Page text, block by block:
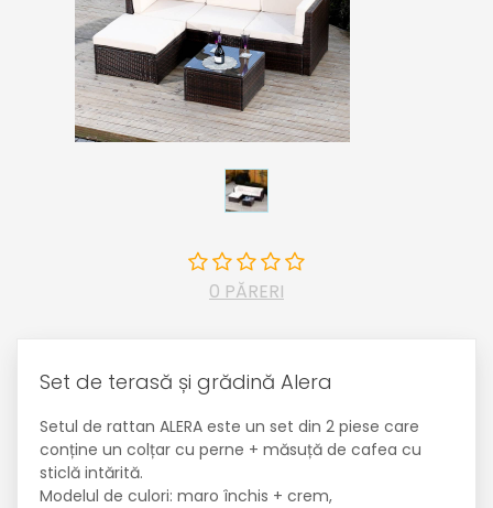
0 PĂRERI
Set de terasă și grădină Alera
Setul de rattan ALERA este un set din 2 piese care
conține un colțar cu perne + măsuță de cafea cu
sticlă intărită.
Modelul de culori: maro închis + crem,